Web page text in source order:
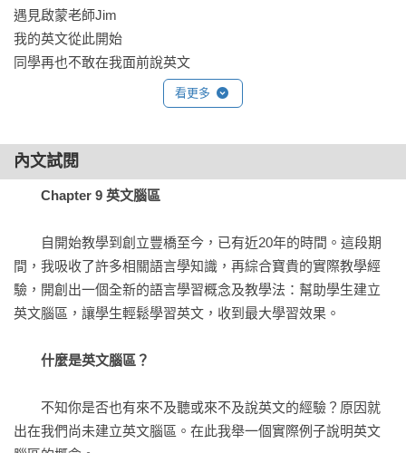
遇見啟蒙老師Jim
我的英文從此開始
同學再也不敢在我面前說英文
應徵英文老師
接受師資訓練
從兼職老師到總校教務
Chapter 07 教學認真
留班百分百
學生給了我新的事業舞台
我的工作態度
Chapter 08 教學生涯新高峰
美夢成真：隨洪老師到世界弘法
洪老師的驚人學習成就
看更多
內文試閱
Chapter 9 英文腦區
自開始教學到創立豐橋至今，已有近20年的時間。這段期
間，我吸收了許多相關語言學知識，再綜合寶貴的實際教學經
驗，開創出一個全新的語言學習概念及教學法：幫助學生建立
英文腦區，讓學生輕鬆學習英文，收到最大學習效果。
什麼是英文腦區？
不知你是否也有來不及聽或來不及說英文的經驗？原因就
出在我們尚未建立英文腦區。在此我舉一個實際例子說明英文